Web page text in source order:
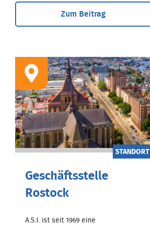
Zum Beitrag
STANDORT
Geschäftsstelle
Rostock
A.S.I. ist seit 1969 eine